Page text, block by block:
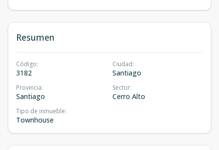
Resumen
Código:
3182
Ciudad:
Santiago
Provincia:
Santiago
Sector:
Cerro Alto
Tipo de inmueble:
Townhouse